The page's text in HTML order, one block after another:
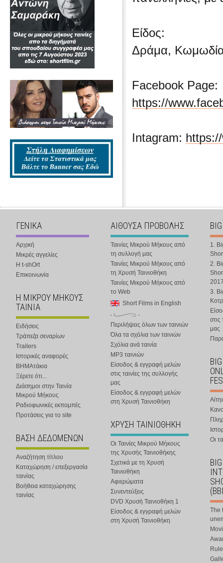
Είδος:
Δράμα,
Facebook Page:
https://
Intagram:
ΓΕΝΙΚΑ
Αρχική
Μικρές αγγελίες
Η t-shOrt
Επικοινωνία
Η ΜΙΚΡΟΥ ΜΗΚΟΥΣ
ΤΑΙΝΙΑ
Ειδήσεις
Τράπεζα σεναρίων
Trailers
Ιστορικές αναφορές
ΒΗΜΑτάκια
Ξέρετε ότι...
Διάσημοι στην Ταινία
Μικρού Μήκους
Ραδιοφωνικές εκπομπές
Προτάσεις για το site
ΒΑΣΗ ΔΕΔΟΜΕΝΩΝ
Αναζήτηση τίτλου
Καταχώρηση / επεξεργασία
ταινίας
Βοήθεια καταχώρησης
ταινίας
ΑΙΘΟΥΣΑ ΠΡΟΒΟΛΗΣ
Ταινίες Μικρού Μήκους από
τη συλλογή μας
Ταινίες Μικρού Μήκους από
τη Χρυσή Ταινιοθήκη
Ταινίες Μικρού Μήκους από
το Web
Short Films in English
Περιλήψεις όλων των ταινιών
Όλα τα σχόλια των ταινιών
Σχόλια ανά ταινία
MP3 ταινιών
Είσοδος & εγγραφή μελών
στις ταινίες της συλλογής
μας
Είσοδος & εγγραφή μελών
στη Χρυσή Ταινιοθήκη
ΧΡΥΣΗ ΤΑΙΝΙΟΘΗΚΗ
Οι Ταινίες Μικρού Μήκους
της Χρυσής Ταινιοθήκης
Σχετικά με τη Χρυσή
Ταινιοθήκη
Αφιερώματα
Συνεντεύξεις
DVD Χρυσή Ταινιοθήκη 1
Είσοδος & εγγραφή μελών
στη Χρυσή Ταινιοθήκη
1.
2.
3.
στις
μας
Οι
The